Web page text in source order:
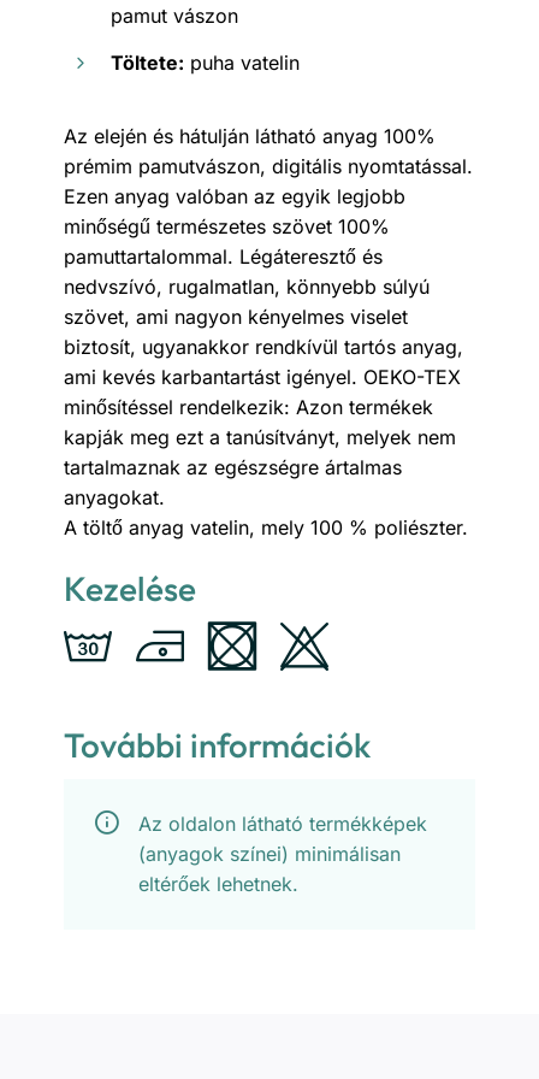
pamut vászon
Töltete: puha vatelin
Az elején és hátulján látható anyag 100%
prémim pamutvászon, digitális nyomtatással.
Ezen anyag valóban az egyik legjobb
minőségű természetes szövet 100%
pamuttartalommal. Légáteresztő és
nedvszívó, rugalmatlan, könnyebb súlyú
szövet, ami nagyon kényelmes viselet
biztosít, ugyanakkor rendkívül tartós anyag,
ami kevés karbantartást igényel. OEKO-TEX
minősítéssel rendelkezik: Azon termékek
kapják meg ezt a tanúsítványt, melyek nem
tartalmaznak az egészségre ártalmas
anyagokat.
A töltő anyag vatelin, mely 100 % poliészter.
Kezelése
További információk
Az oldalon látható termékképek
(anyagok színei) minimálisan
eltérőek lehetnek.